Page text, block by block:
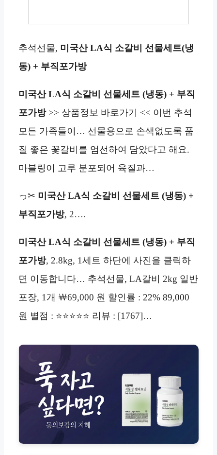
추석선물, 미국산 LA식 소갈비 선물세트(냉
동) + 부직포가방
미국산 LA식 소갈비 선물세트 (냉동) + 부직
포가방>> 상품정보 바로가기 << 이번 추석
모든 가족들이… 선물용으로 손색없도록 품
질 좋은 꽃갈비를 엄선하여 담았다고 해요.
마블링이 고루 분포되어 육질과…
っ✂ 미국산 LA식 소갈비 선물세트 (냉동) +
부직포가방, 2….
미국산 LA식 소갈비 선물세트 (냉동) + 부직
포가방, 2.8kg, 1세트 하단에 사진을 클릭하
면 이동합니다… 추석선물, LA갈비 2kg 일반
포장, 1개 ￦69,000 원 할인률 : 22% 89,000
원 별점 : ⭐⭐⭐⭐⭐ 리뷰 : [1767]…